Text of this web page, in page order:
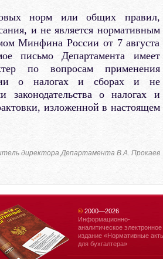
норм или общих правил,
и не является нормативным
Минфина России от 7 августа
письмо Департамента имеет
по вопросам применения
о налогах и сборах и не
законодательства о налогах и
изложенной в настоящем
директора Департамента В.А. Прокаев
©2000—2026
Информационно-
аналитическое электронное
издание «Нормативные
для бухгалтера»